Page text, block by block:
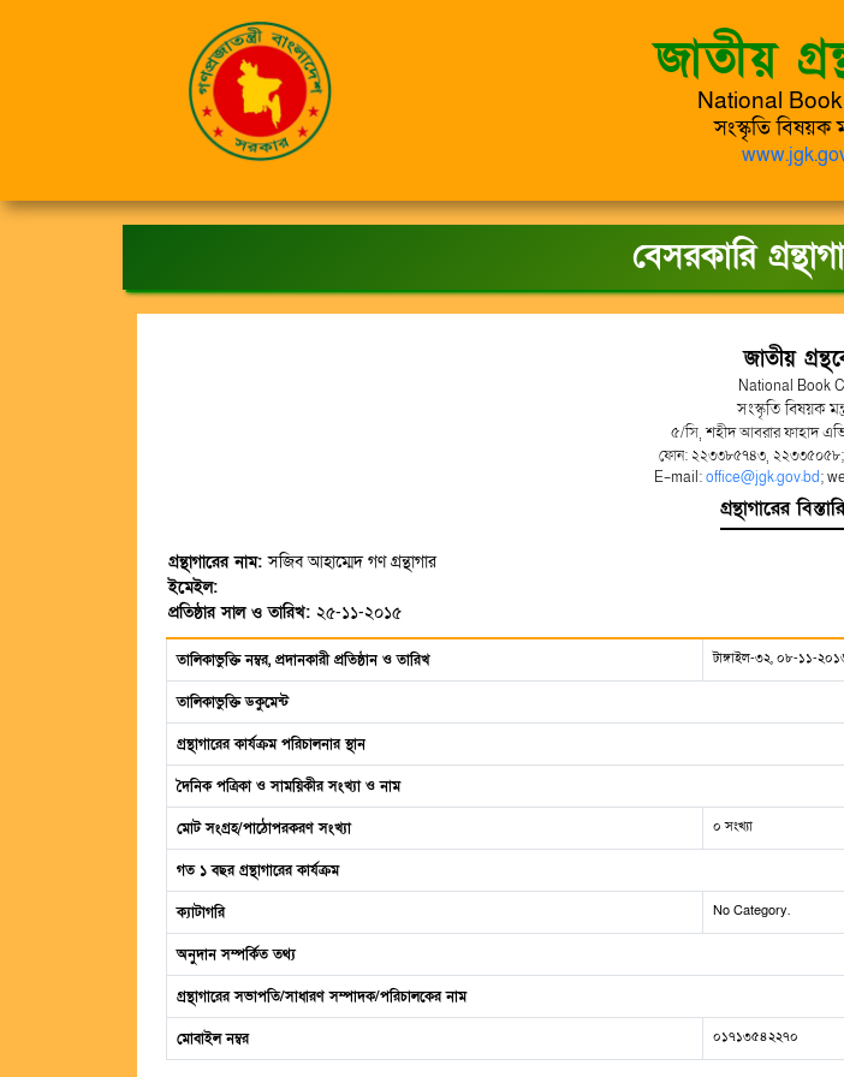
জাতীয়
National
সংস্কৃতি বিষয়ক
বেসরকারি
জাতীয়
National Book
সংস্কৃতি বিষয়ক
৫/সি, শহীদ আবরার ফাহাদ
ফোন: ২২৩৩৮৫৭৪৩, ২২৩৩৫০৫৮;
E-mail:office@jgk.gov.bd;
গ্রন্থাগারের
গ্রন্থাগারের নাম:সজিব আহাম্মেদ গণ গ্রন্থাগার
ইমেইল:
প্রতিষ্ঠার সাল ও তারিখ: ২৫-১১-২০১৫
তালিকাভুক্তি নম্বর, প্রদানকারী প্রতিষ্ঠান ও তারিখ টাঙ্গাইল-৩২, ০৮-১১-
তালিকাভুক্তি ডকুমেন্ট
গ্রন্থাগারের কার্যক্রম পরিচালনার স্থান
দৈনিক পত্রিকা ও সাময়িকীর সংখ্যা ও নাম
মোট সংগ্রহ/পাঠোপরকরণ সংখ্যা ০ সংখ্যা
গত ১ বছর গ্রন্থাগারের কার্যক্রম
ক্যাটাগরি No Category.
অনুদান সম্পর্কিত তথ্য
গ্রন্থাগারের সভাপতি/সাধারণ সম্পাদক/পরিচালকের নাম
মোবাইল নম্বর ০১৭১৩৫৪২২৭০